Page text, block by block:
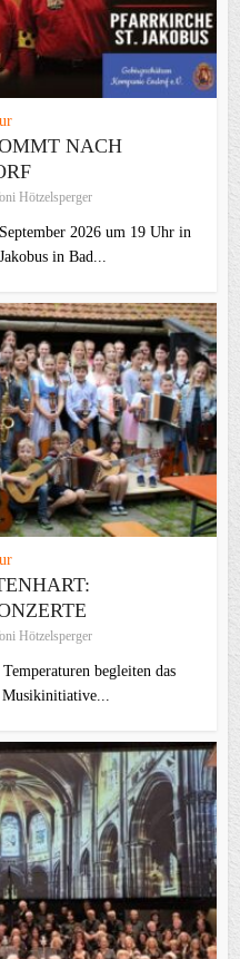
NACH
Hötzelsperger
2026 um 19 Uhr in
in Bad...
Hötzelsperger
begleiten das
Musikinitiative...